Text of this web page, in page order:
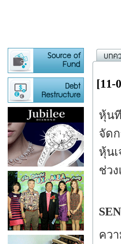
[11-
หุ้น
จัด
หุ้น
ช่วง
คว